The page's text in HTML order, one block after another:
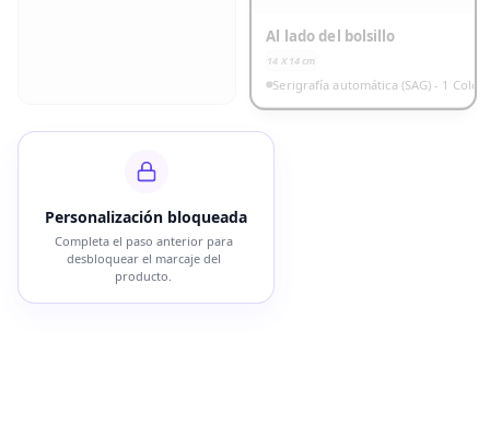
Al lado del bolsillo
14 X 14cm
Serigrafía automática (SAG) - 1 Color
Personalización bloqueada
Completa el paso anterior para
desbloquear el marcaje del
producto.